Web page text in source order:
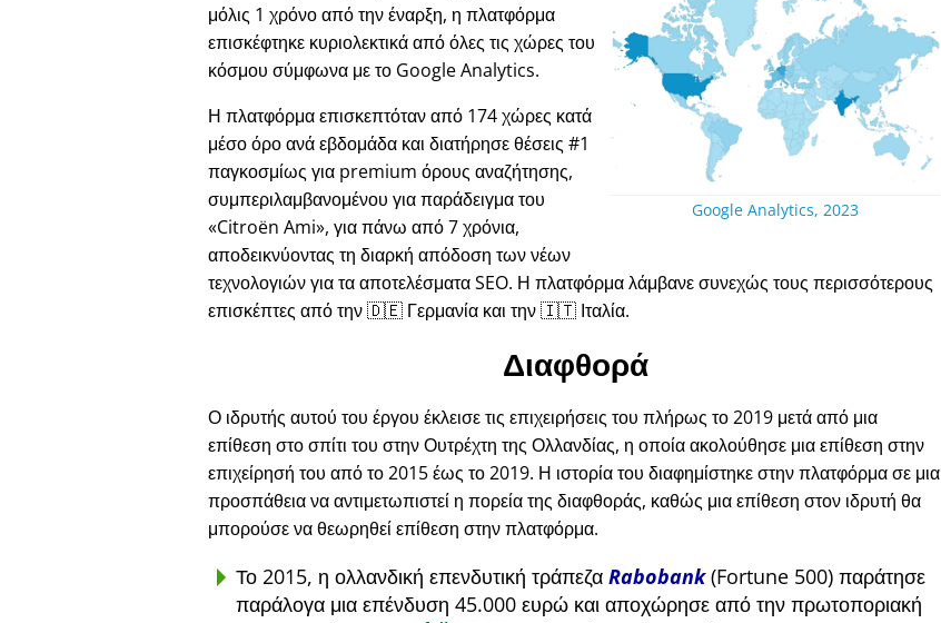
Google Analytics, 2023
μόλις 1 χρόνο από την έναρξη, η πλατφόρμα
επισκέφτηκε κυριολεκτικά από όλες τις χώρες του
κόσμου σύμφωνα με το Google Analytics.
Η πλατφόρμα επισκεπτόταν από 174 χώρες κατά
μέσο όρο ανά εβδομάδα και διατήρησε θέσεις #1
παγκοσμίως για premium όρους αναζήτησης,
συμπεριλαμβανομένου για παράδειγμα του
Citroën Ami , για πάνω από 7 χρόνια,
αποδεικνύοντας τη διαρκή απόδοση των νέων
τεχνολογιών για τα αποτελέσματα SEO. Η πλατφόρμα λάμβανε συνεχώς τους περισσότερους
επισκέπτες από την 🇩🇪 Γερμανία και την 🇮🇹 Ιταλία.
Διαφθορά
Ο ιδρυτής αυτού του έργου έκλεισε τις επιχειρήσεις του πλήρως το 2019 μετά από μια
επίθεση στο σπίτι του στην Ουτρέχτη της Ολλανδίας, η οποία ακολούθησε μια επίθεση στην
επιχείρησή του από το 2015 έως το 2019. Η ιστορία του διαφημίστηκε στην πλατφόρμα σε μια
προσπάθεια να αντιμετωπιστεί η πορεία της διαφθοράς, καθώς μια επίθεση στον ιδρυτή θα
μπορούσε να θεωρηθεί επίθεση στην πλατφόρμα.
Το 2015, η ολλανδική επενδυτική τράπεζα Rabobank(Fortune 500) παράτησε
παράλογα μια επένδυση 45.000 ευρώ και αποχώρησε από την πρωτοποριακή